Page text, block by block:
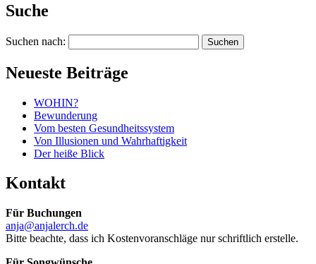
Suche
Suchen nach:
Neueste Beiträge
WOHIN?
Bewunderung
Vom besten Gesundheitssystem
Von Illusionen und Wahrhaftigkeit
Der heiße Blick
Kontakt
Für Buchungen
anja@anjalerch.de
Bitte beachte, dass ich Kostenvoranschläge nur schriftlich erstelle.